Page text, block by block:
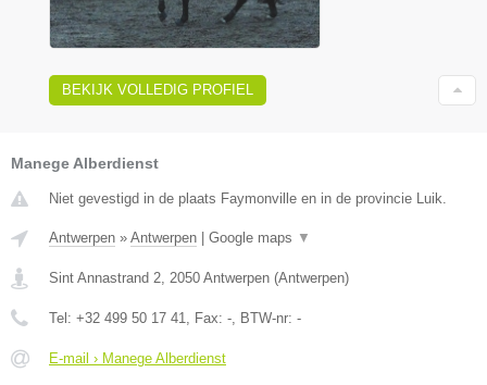
BEKIJK VOLLEDIG PROFIEL
Manege Alberdienst
Niet gevestigd in de plaats Faymonville en in de provincie Luik.
Antwerpen » Antwerpen Google maps ▼
Sint Annastrand 2, 2050 Antwerpen (Antwerpen)
Tel: +32 499 50 17 41, Fax: -, BTW-nr: -
E-mail › Manege Alberdienst